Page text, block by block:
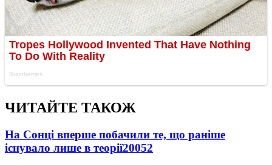
ЧИТАЙТЕ ТАКОЖ
На Сонці вперше побачили те, що раніше
існувало лише в теорії20052